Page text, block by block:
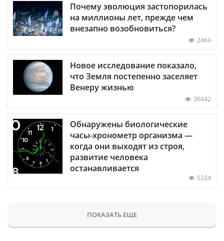
Почему эволюция застопорилась
на миллионы лет, прежде чем
внезапно возобновиться?
2469
Новое исследование показало,
что Земля постепенно заселяет
Венеру жизнью
36442
Обнаружены биологические
часы-хронометр организма —
когда они выходят из строя,
развитие человека
останавливается
5224
ПОКАЗАТЬ ЕЩЕ